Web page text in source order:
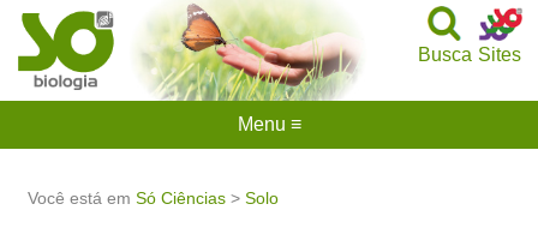
Sites
Busca
Você está emSó Ciências >Solo